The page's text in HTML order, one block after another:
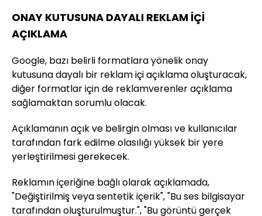
ONAY KUTUSUNA DAYALI REKLAM İÇİ
AÇIKLAMA
Google, bazı belirli formatlara yönelik onay
kutusuna dayalı bir reklam içi açıklama oluşturacak,
diğer formatlar için de reklamverenler açıklama
sağlamaktan sorumlu olacak.
Açıklamanın açık ve belirgin olması ve kullanıcılar
tarafından fark edilme olasılığı yüksek bir yere
yerleştirilmesi gerekecek.
Reklamın içeriğine bağlı olarak açıklamada,
"Değiştirilmiş veya sentetik içerik", "Bu ses bilgisayar
tarafından oluşturulmuştur.", "Bu görüntü gerçek